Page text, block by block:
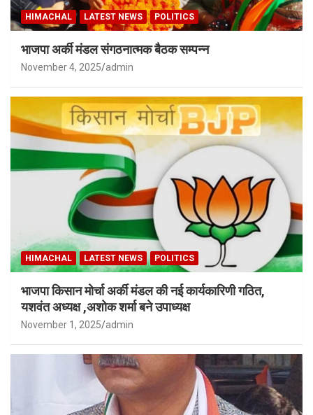
HIMACHAL LATEST NEWS POLITICS
भाजपा अर्की मंडल संगठनात्मक बैठक सम्पन्न
November 4, 2025 admin
HIMACHAL LATEST NEWS POLITICS
भाजपा किसान मोर्चा अर्की मंडल की नई कार्यकारिणी गठित,
यशवंत अध्यक्ष ,अशोक शर्मा बने उपाध्यक्ष
November 1, 2025 admin